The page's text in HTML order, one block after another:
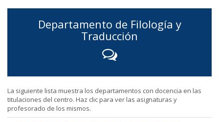
Departamento de Filología y
Traducción
La siguiente lista muestra los departamentos con docencia en las
titulaciones del centro. Haz clic para ver las asignaturas y
profesorado de los mismos.